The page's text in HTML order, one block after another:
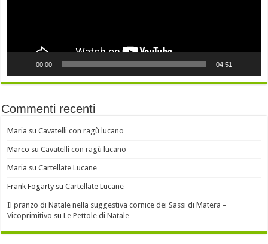
00:00 04:51
Commenti recenti
Maria suCavatelli con ragù lucano
Marco suCavatelli con ragù lucano
Maria suCartellate Lucane
Frank FogartysuCartellate Lucane
Il pranzo di Natale nella suggestiva cornice dei Sassi di Matera –
Vicoprimitivo suLe Pettole di Natale